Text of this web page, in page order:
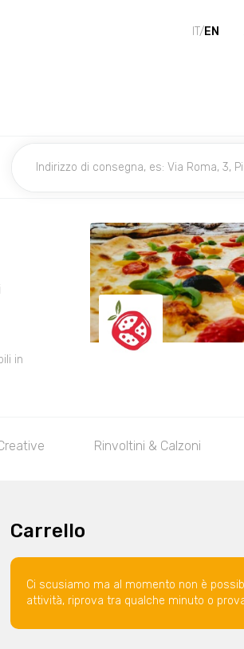
IT/EN
in
Rinvoltini & Calzoni
Carrello
Ci scusiamo ma al momento non è
attività, riprova tra qualche minuto o